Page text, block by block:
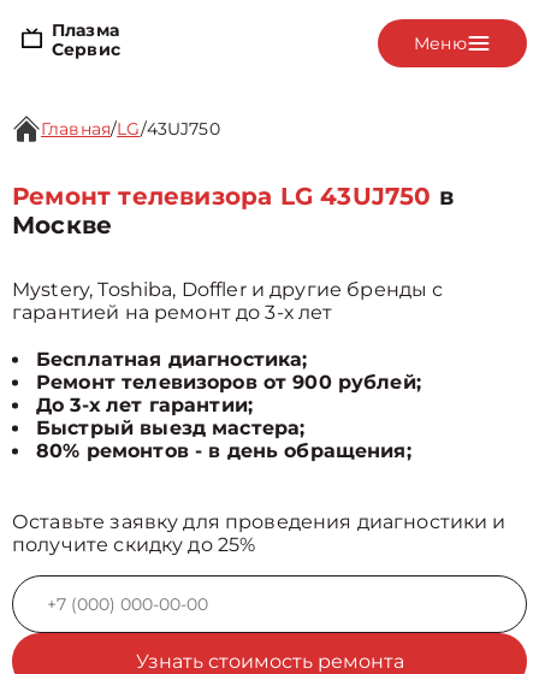
Плазма
Сервис
Меню
Главная/LG/43UJ750
Ремонт телевизора LG 43UJ750 в
Москве
Mystery, Toshiba, Doffler и другие бренды с
гарантией на ремонт до 3-х лет
Бесплатная диагностика;
Ремонт телевизоров от 900 рублей;
До 3-х лет гарантии;
Быстрый выезд мастера;
80% ремонтов - в день обращения;
Оставьте заявку для проведения диагностики и
получите скидку до 25%
Узнать стоимость ремонта